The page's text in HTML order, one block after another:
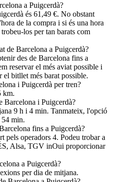
a Puigcerdà?
és 61,49 €. No obstant
de la compra i si és una hora
los per tan barats com
de Barcelona a Puigcerdà?
des de Barcelona fins a
reservar el més aviat possible i
el bitllet més barat possible.
i Puigcerdà per tren?
km.
Barcelona i Puigcerdà?
9 h i 4 min. Tanmateix, l'opció
54 min.
fins a Puigcerdà?
pels operadors 4. Podeu trobar a
Alsa, TGV inOui proporcionar
a Puigcerdà?
per dia de mitjana.